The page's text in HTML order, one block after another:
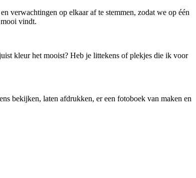
verwachtingen op elkaar af te stemmen, zodat we op één
vindt.
kleur het mooist? Heb je littekens of plekjes die ik voor
bekijken, laten afdrukken, er een fotoboek van maken en